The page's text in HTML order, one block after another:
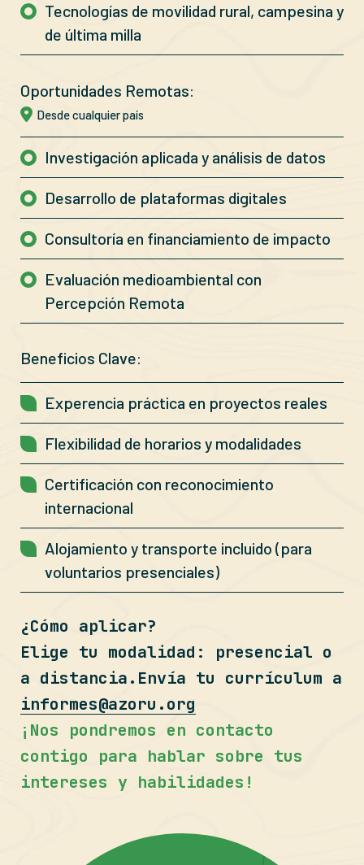
Tecnologías de movilidad rural, campesina y
de última milla
Oportunidades Remotas:
Desde cualquier país
Investigación aplicada y análisis de datos
Desarrollo de plataformas digitales
Consultoría en financiamiento de impacto
Evaluación medioambiental con
Percepción Remota
Beneficios Clave:
Experencia práctica en proyectos reales
Flexibilidad de horarios y modalidades
Certificación con reconocimiento
internacional
Alojamiento y transporte incluido (para
voluntarios presenciales)
¿Cómo aplicar?
Elige tu modalidad: presencial o
a distancia.Envía tu currículum a
informes@azoru.org
¡Nos pondremos en contacto
contigo para hablar sobre tus
intereses y habilidades!